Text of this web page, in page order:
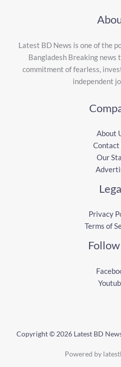
Latest BD News is one of the
Bangladesh Breaking news
commitment of fearless,
independent
About
Contact
Our
Privacy
Terms of
Copyright © 2026 Latest BD
Powered by